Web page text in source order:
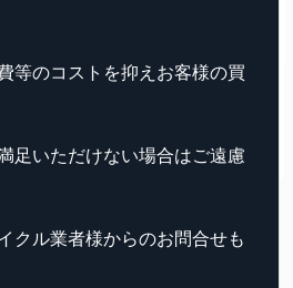
等のコストを抑えお客様の買
足いただけない場合はご遠慮
クル業者様からのお問合せも